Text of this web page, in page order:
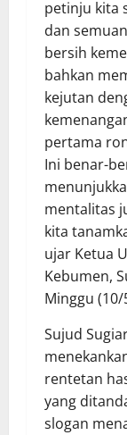
petinju kita
dan
bersih
bahkan
kejutan
pertama
Ini benar-
mentalitas
kita
ujar Ketua
Kebumen,
Minggu (10/
Sujud
rentetan
yang
slogan